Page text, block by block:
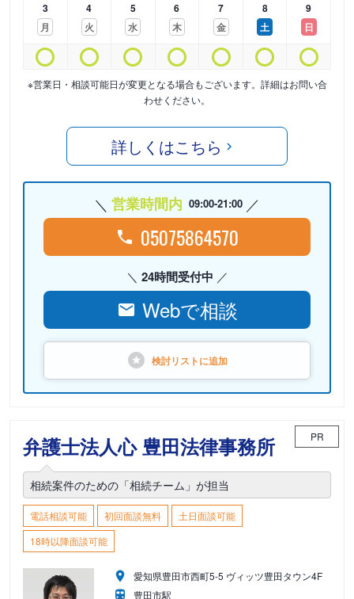
3
月
4
火
5
水
6
木
7
金
8
土
9
日
※営業日・相談可能日が変更となる場合もございます。詳細はお問い合
わせください。
詳しくはこちら
営業時間内 09:00-21:00
05075864570
24時間受付中
Webで相談
検討リストに追加
弁護士法人心 豊田法律事務所 PR
相続案件のための「相続チーム」が担当
電話相談可能 初回面談無料
土日面談可能
18時以降面談可能
愛知県豊田市西町5-5 ヴィッツ豊田タウン4F
豊田市駅